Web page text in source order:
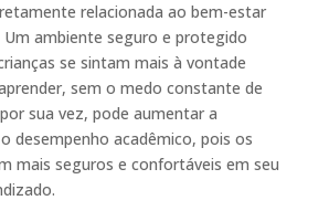
relacionada ao bem-estar
ambiente seguro e protegido
se sintam mais à vontade
sem o medo constante de
sua vez, pode aumentar a
desempenho acadêmico, pois os
mais seguros e confortáveis em seu